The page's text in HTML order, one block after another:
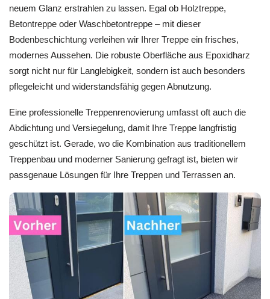
neuem Glanz erstrahlen zu lassen. Egal ob Holztreppe,
Betontreppe oder Waschbetontreppe – mit dieser
Bodenbeschichtung verleihen wir Ihrer Treppe ein frisches,
modernes Aussehen. Die robuste Oberfläche aus Epoxidharz
sorgt nicht nur für Langlebigkeit, sondern ist auch besonders
pflegeleicht und widerstandsfähig gegen Abnutzung.
Eine professionelle Treppenrenovierung umfasst oft auch die
Abdichtung und Versiegelung, damit Ihre Treppe langfristig
geschützt ist. Gerade, wo die Kombination aus traditionellem
Treppenbau und moderner Sanierung gefragt ist, bieten wir
passgenaue Lösungen für Ihre Treppen und Terrassen an.